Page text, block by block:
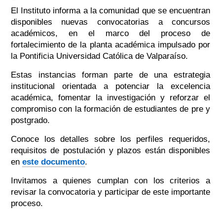
El Instituto informa a la comunidad que se encuentran
disponibles nuevas convocatorias a concursos
académicos, en el marco del proceso de
fortalecimiento de la planta académica impulsado por
la Pontificia Universidad Católica de Valparaíso.
Estas instancias forman parte de una estrategia
institucional orientada a potenciar la excelencia
académica, fomentar la investigación y reforzar el
compromiso con la formación de estudiantes de pre y
postgrado.
Conoce los detalles sobre los perfiles requeridos,
requisitos de postulación y plazos están disponibles
en este documento.
Invitamos a quienes cumplan con los criterios a
revisar la convocatoria y participar de este importante
proceso.